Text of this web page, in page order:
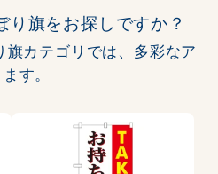
旗をお探しですか？
カテゴリでは、多彩なア
す。